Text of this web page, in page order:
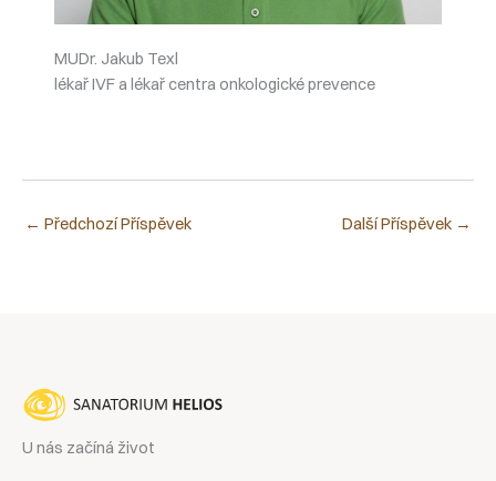
MUDr. Jakub Texl
lékař IVF a lékař centra onkologické prevence
← Předchozí Příspěvek Další Příspěvek →
U nás začíná život